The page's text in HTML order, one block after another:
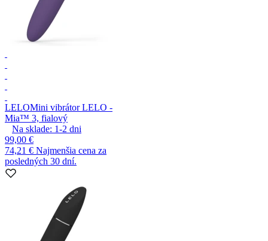
LELOMini vibrátor LELO -
Mia™ 3, fialový
Na sklade: 1-2 dni
99,00 €
74,21 € Najmenšia cena za
posledných 30 dní.